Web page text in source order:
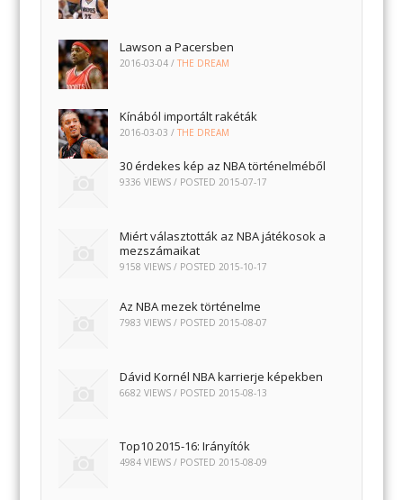
Lawson a Pacersben
2016-03-04 /THE DREAM
Kínából importált rakéták
2016-03-03 /THE DREAM
30 érdekes kép az NBA történelméből
9336 VIEWS / POSTED2015-07-17
Miért választották az NBA játékosok a
mezszámaikat
9158 VIEWS / POSTED2015-10-17
Az NBA mezek történelme
7983 VIEWS / POSTED 2015-08-07
Dávid Kornél NBA karrierje képekben
6682 VIEWS / POSTED 2015-08-13
Top10 2015-16: Irányítók
4984 VIEWS / POSTED2015-08-09